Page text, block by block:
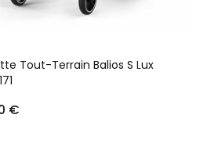
Tout-Terrain Balios S Lux
€